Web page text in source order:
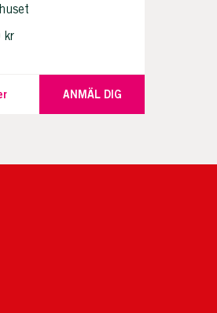
kr
ANMÄL DIG